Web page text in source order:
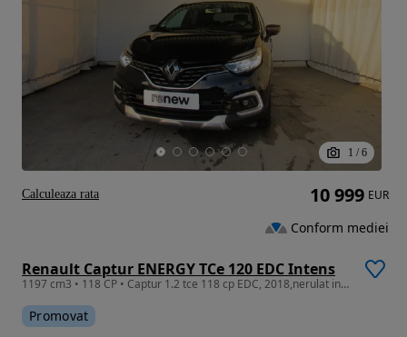
1 / 6
Renault Captur ENERGY TCe 120 EDC Intens
1197 cm3 • 118 CP • Captur 1.2 tce 118 cp EDC, 2018,nerulat in Romania,istoric,tva ned
Promovat
10 999 EUR
Conform mediei
Calculeaza rata